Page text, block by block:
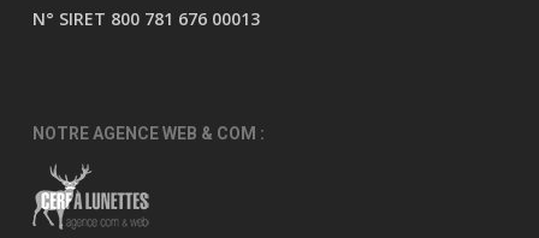
N° SIRET 800 781 676 00013
NOTRE AGENCE WEB & COM :